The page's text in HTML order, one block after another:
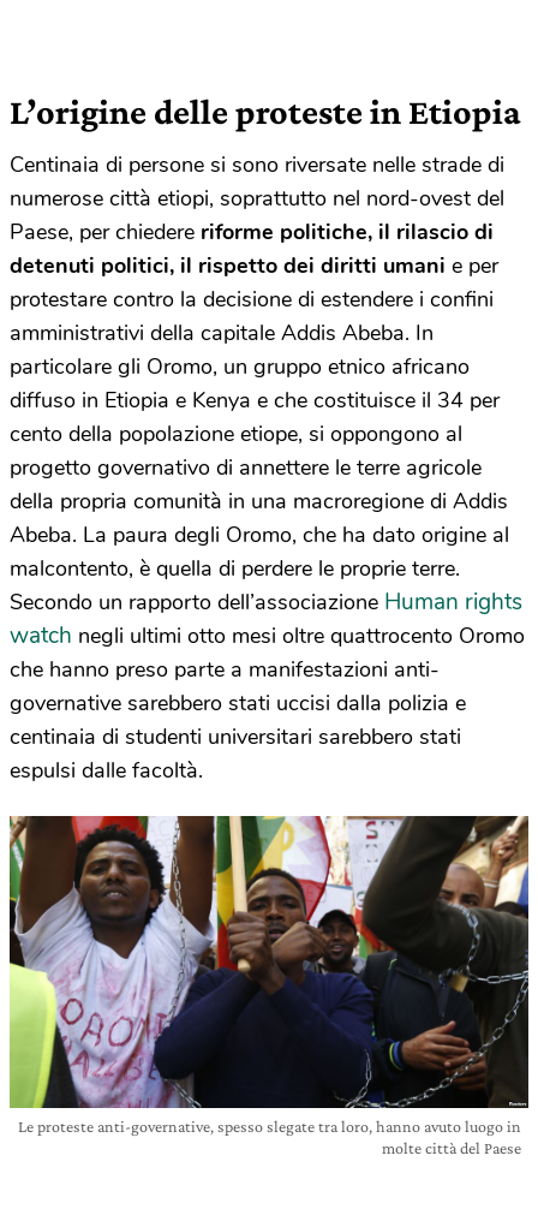
L’origine delle proteste in Etiopia
Centinaia di persone si sono riversate nelle strade di
numerose città etiopi, soprattutto nel nord-ovest del
Paese, per chiedere riforme politiche, il rilascio di
detenuti politici, il rispetto dei diritti umani e per
protestare contro la decisione di estendere i confini
amministrativi della capitale Addis Abeba. In
particolare gli Oromo, un gruppo etnico africano
diffuso in Etiopia e Kenya e che costituisce il 34 per
cento della popolazione etiope, si oppongono al
progetto governativo di annettere le terre agricole
della propria comunità in una macroregione di Addis
Abeba. La paura degli Oromo, che ha dato origine al
malcontento, è quella di perdere le proprie terre.
Secondo un rapporto dell’associazione Human rights
watch negli ultimi otto mesi oltre quattrocento Oromo
che hanno preso parte a manifestazioni anti-
governative sarebbero stati uccisi dalla polizia e
centinaia di studenti universitari sarebbero stati
espulsi dalle facoltà.
Le proteste anti-governative, spesso slegate tra loro, hanno avuto luogo in
molte città del Paese